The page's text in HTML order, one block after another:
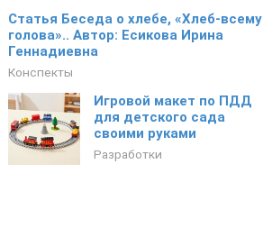
Статья Беседа о хлебе, «Хлеб-всему
голова».. Автор: Есикова Ирина
Геннадиевна
Конспекты
Игровой макет по ПДД
для детского сада
своими руками
Разработки